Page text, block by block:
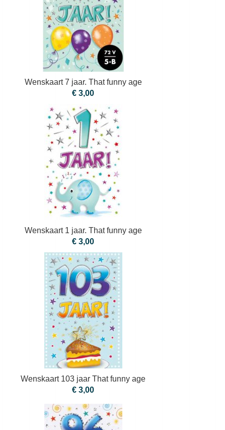
Wenskaart 7 jaar. That funny age
€ 3,00
Wenskaart 1 jaar. That funny age
€ 3,00
Wenskaart 103 jaar That funny age
€ 3,00